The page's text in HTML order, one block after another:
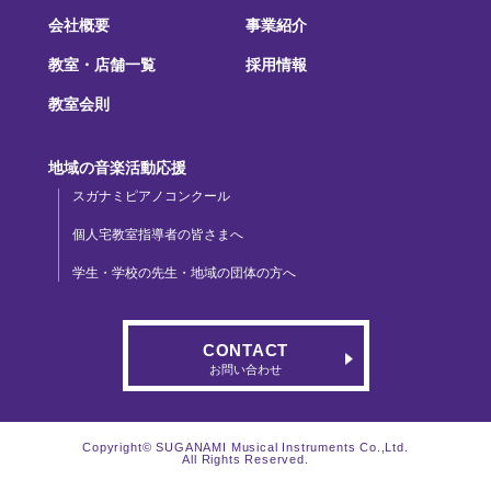
会社概要 事業紹介
教室・店舗一覧 採用情報
教室会則
地域の音楽活動応援
スガナミピアノコンクール
個人宅教室指導者の皆さまへ
学生・学校の先生・地域の団体の方へ
CONTACT
お問い合わせ
Copyright© SUGANAMI Musical Instruments Co.,Ltd.
All Rights Reserved.